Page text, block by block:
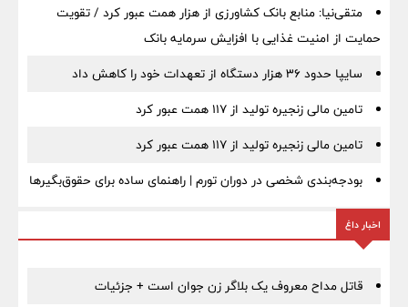
متقی‌نیا: منابع بانک کشاورزی از هزار همت عبور کرد / تقویت
حمایت از امنیت غذایی با افزایش سرمایه بانک
سایپا حدود ۳۶ هزار دستگاه از تعهدات خود را کاهش داد
تامین مالی زنجیره تولید از 117 همت عبور کرد
تامین مالی زنجیره تولید از 117 همت عبور کرد
بودجه‌بندی شخصی در دوران تورم | راهنمای ساده برای حقوق‌بگیرها
اخبار داغ
قاتل مداح معروف یک بلاگر زن جوان است + جزئیات